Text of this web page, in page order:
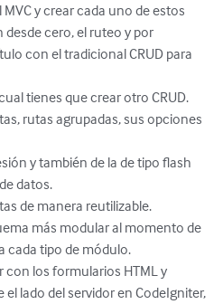
y crear cada uno de estos
cero, el ruteo y por
con el tradicional CRUD para
tienes que crear otro CRUD.
rutas agrupadas, sus opciones
y también de la de tipo flash
datos.
de manera reutilizable.
más modular al momento de
cada tipo de módulo.
los formularios HTML y
lado del servidor en CodeIgniter,